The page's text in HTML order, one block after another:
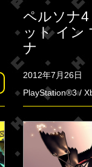
ペルソナ
ット イン
ナ
2012年7月26日
PlayStation®3 /